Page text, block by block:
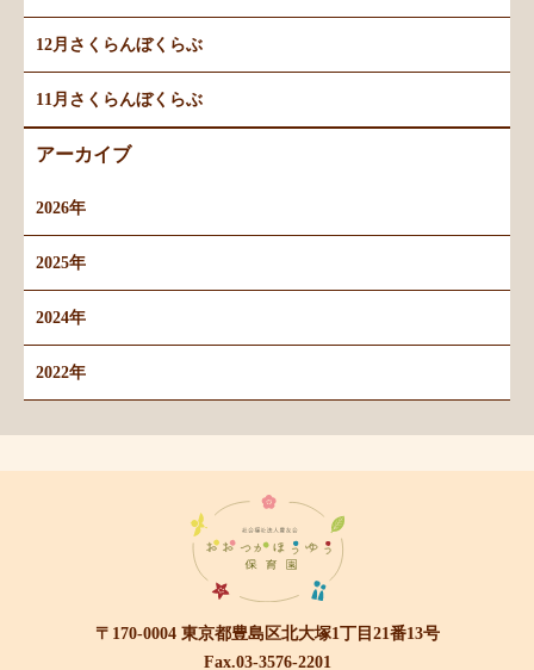
12月さくらんぼくらぶ
11月さくらんぼくらぶ
アーカイブ
2026年
2025年
2024年
2022年
〒170-0004 東京都豊島区北大塚1丁目21番13号
Fax.03-3576-2201